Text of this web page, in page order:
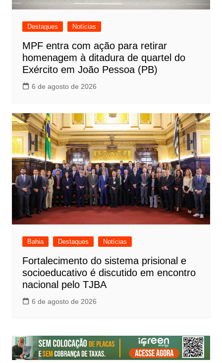
Destaques Notícias
MPF entra com ação para retirar
homenagem à ditadura de quartel do
Exército em João Pessoa (PB)
6 de agosto de 2026
Bahia Destaques Notícias
Fortalecimento do sistema prisional e
socioeducativo é discutido em encontro
nacional pelo TJBA
6 de agosto de 2026